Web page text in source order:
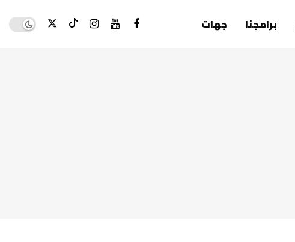
برامجنا جهات mode